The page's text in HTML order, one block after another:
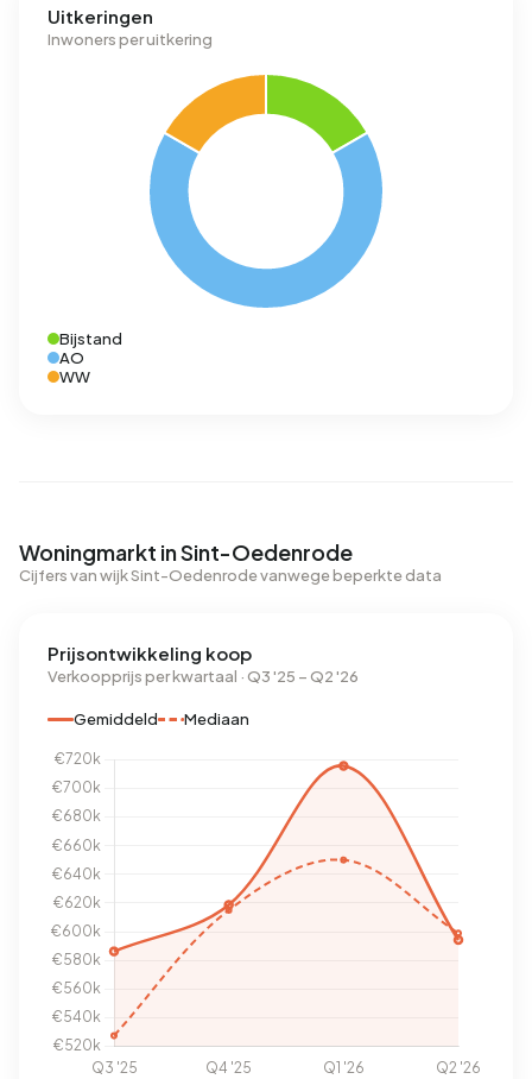
Uitkeringen
Inwoners per uitkering
Bijstand
AO
WW
Woningmarkt in Sint-Oedenrode
Cijfers van wijk Sint-Oedenrode vanwege beperkte data
Prijsontwikkeling koop
Verkoopprijs per kwartaal · Q3 '25 – Q2 '26
Gemiddeld Mediaan